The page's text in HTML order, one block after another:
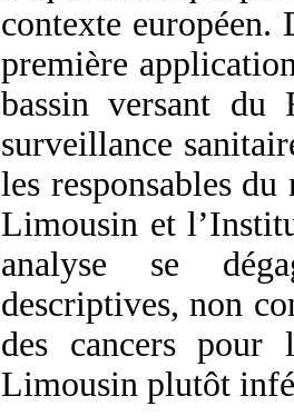
contexte européen.
première
bassin versant
surveillance
les responsables
Limousin et
analyse se
descriptives, non
des cancers pour
Limousin plutôt